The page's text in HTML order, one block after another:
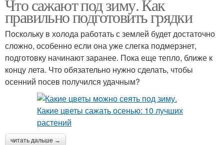
Что сажают под зиму. Как
правильно подготовить грядки
Поскольку в холода работать с землей будет достаточно
сложно, особенно если она уже слегка подмерзнет,
подготовку начинают заранее. Пока еще тепло, ближе к
концу лета. Что обязательно нужно сделать, чтобы
осенний посев получился удачным?
читать дальше →